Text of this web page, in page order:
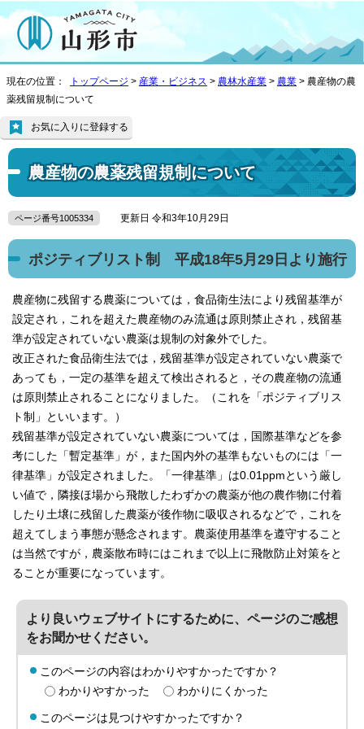
現在の位置： トップページ > 産業・ビジネス > 農林水産業 > 農業 > 農産物の農
薬残留規制について
農産物の農薬残留規制について
お気に入りに登録する
ページ番号1005334 更新日 令和3年10月29日
ポジティブリスト制 平成18年5月29日より施行
農産物に残留する農薬については，食品衛生法により残留基準が
設定され，これを超えた農産物のみ流通は原則禁止され，残留基
準が設定されていない農薬は規制の対象外でした。
改正された食品衛生法では，残留基準が設定されていない農薬で
あっても，一定の基準を超えて検出されると，その農産物の流通
は原則禁止されることになりました。（これを「ポジティブリス
ト制」といいます。）
残留基準が設定されていない農薬については，国際基準などを参
考にした「暫定基準」が，また国内外の基準もないものには「一
律基準」が設定されました。「一律基準」は0.01ppmという厳し
い値で，隣接ほ場から飛散したわずかの農薬が他の農作物に付着
したり土壌に残留した農薬が後作物に吸収されるなどで，これを
超えてしまう事態が懸念されます。農薬使用基準を遵守すること
は当然ですが，農薬散布時にはこれまで以上に飛散防止対策をと
ることが重要になっています。
より良いウェブサイトにするために、ページのご感想
をお聞かせください。
このページの内容はわかりやすかったですか？
わかりやすかった
わかりにくかった
このページは見つけやすかったですか？